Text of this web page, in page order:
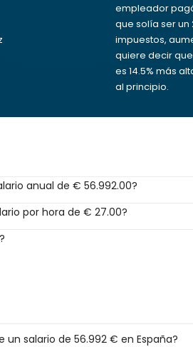
empleador
que solía ser un
impuestos,
quiere decir
es 14.5% más
al principio.
anual de € 56.992.00?
por hora de € 27.00?
salario de 56.992 € en España?